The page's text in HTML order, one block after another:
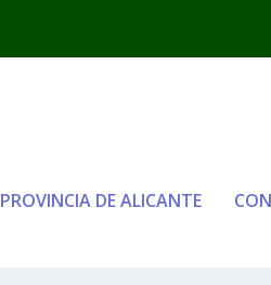
PROVINCIA DE ALICANTE